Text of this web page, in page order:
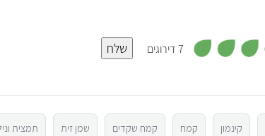
7 דירוגים
ך
5
שלח
קינמון קמח קמח שקדים שמן זית תמצית